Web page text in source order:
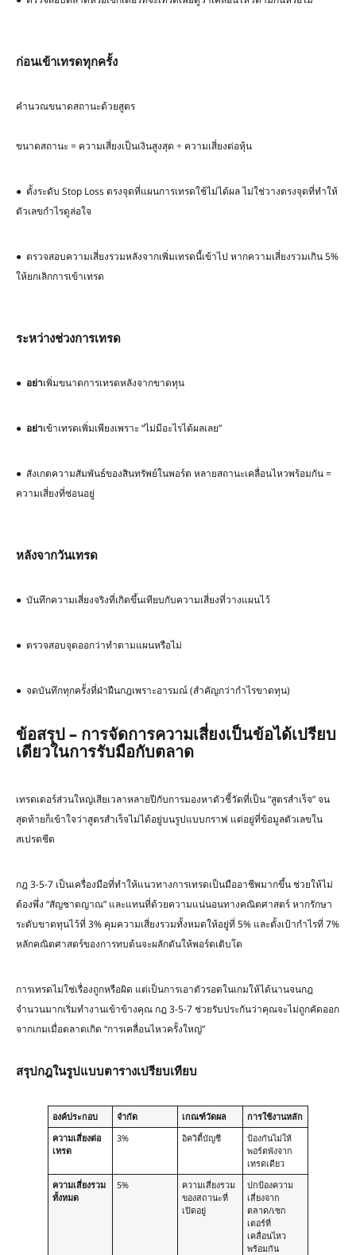
ก่อนเข้าเทรดทุกครั้ง
คำนวณขนาดสถานะด้วยสูตร
ขนาดสถานะ = ความเสี่ยงเป็นเงินสูงสุด ÷ ความเสี่ยงต่อหุ้น
● ตั้งระดับ Stop Loss ตรงจุดที่แผนการเทรดใช้ไม่ได้ผล ไม่ใช่วางตรงจุดที่ทำให้
ตัวเลขกำไรดูล่อใจ
● ตรวจสอบความเสี่ยงรวมหลังจากเพิ่มเทรดนี้เข้าไป หากความเสี่ยงรวมเกิน 5%
ให้ยกเลิกการเข้าเทรด
ระหว่างช่วงการเทรด
● อย่าเพิ่มขนาดการเทรดหลังจากขาดทุน
● อย่าเข้าเทรดเพิ่มเพียงเพราะ “ไม่มีอะไรได้ผลเลย”
● สังเกตความสัมพันธ์ของสินทรัพย์ในพอร์ต หลายสถานะเคลื่อนไหวพร้อมกัน =
ความเสี่ยงที่ซ่อนอยู่
หลังจากวันเทรด
● บันทึกความเสี่ยงจริงที่เกิดขึ้นเทียบกับความเสี่ยงที่วางแผนไว้
● ตรวจสอบจุดออกว่าทำตามแผนหรือไม่
● จดบันทึกทุกครั้งที่ฝ่าฝืนกฎเพราะอารมณ์ (สำคัญกว่ากำไรขาดทุน)
ข้อสรุป– การจัดการความเสี่ยงเป็นข้อได้เปรียบ
เดียวในการรับมือกับตลาด
เทรดเดอร์ส่วนใหญ่เสียเวลาหลายปีกับการมองหาตัวชี้วัดที่เป็น “สูตรสำเร็จ” จน
สุดท้ายก็เข้าใจว่าสูตรสำเร็จไม่ได้อยู่บนรูปแบบกราฟ แต่อยู่ที่ข้อมูลตัวเลขใน
สเปรดชีต
กฎ 3-5-7 เป็นเครื่องมือที่ทำให้แนวทางการเทรดเป็นมืออาชีพมากขึ้น ช่วยให้ไม่
ต้องพึ่ง “สัญชาตญาณ” และแทนที่ด้วยความแน่นอนทางคณิตศาสตร์ หากรักษา
ระดับขาดทุนไว้ที่ 3% คุมความเสี่ยงรวมทั้งหมดให้อยู่ที่ 5% และตั้งเป้ากำไรที่ 7%
หลักคณิตศาสตร์ของการทบต้นจะผลักดันให้พอร์ตเติบโต
การเทรดไม่ใช่เรื่องถูกหรือผิด แต่เป็นการเอาตัวรอดในเกมให้ได้นานจนกฎ
จำนวนมากเริ่มทำงานเข้าข้างคุณ กฎ 3-5-7 ช่วยรับประกันว่าคุณจะไม่ถูกคัดออก
จากเกมเมื่อตลาดเกิด “การเคลื่อนไหวครั้งใหญ่”
สรุปกฎในรูปแบบตารางเปรียบเทียบ
องค์ประกอบ จำกัด เกณฑ์วัดผล
การใช้งานหลัก
ความเสี่ยงต่อ
เทรด
3% อิควิตี้บัญชี
ป้องกันไม่ให้
พอร์ตพังจาก
เทรดเดียว
ความเสี่ยงรวม
ทั้งหมด
5%
ความเสี่ยงรวม
ของสถานะที่
เปิดอยู่
ปกป้องความ
เสี่ยงจาก
ตลาด/เซก
เตอร์ที่
เคลื่อนไหว
พร้อมกัน